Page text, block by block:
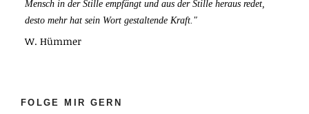
Mensch in der Stille empfängt und aus der Stille heraus redet,
desto mehr hat sein Wort gestaltende Kraft."
W. Hümmer
FOLGE MIR GERN